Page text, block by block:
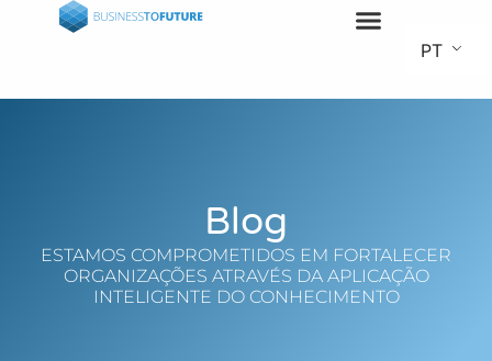
PT
Blog
ESTAMOS COMPROMETIDOS EM FORTALECER
ORGANIZAÇÕES ATRAVÉS DA APLICAÇÃO
INTELIGENTE DO CONHECIMENTO